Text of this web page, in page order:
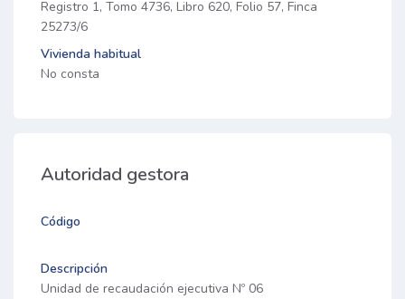
Registro 1, Tomo 4736, Libro 620, Folio 57, Finca
25273/6
Vivienda habitual
No consta
Autoridad gestora
Código
Descripción
Unidad de recaudación ejecutiva Nº 06